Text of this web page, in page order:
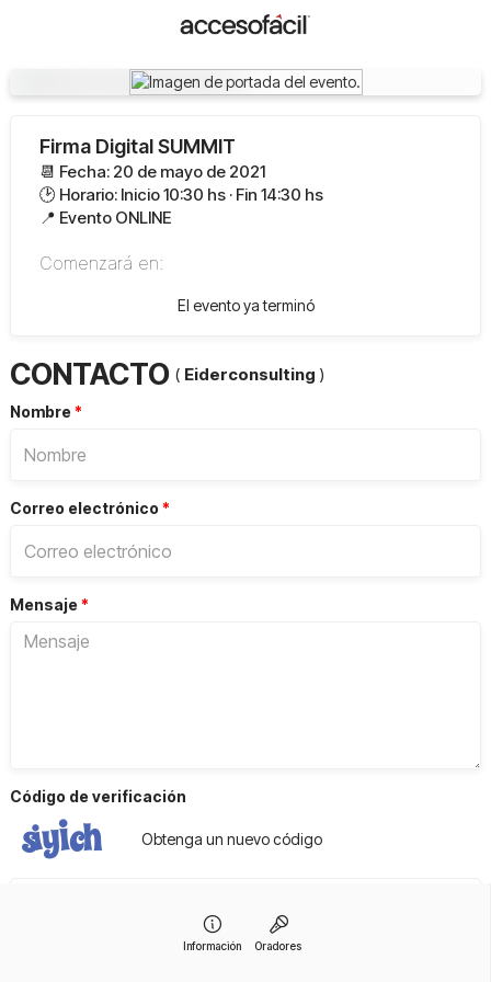
Información Oradores
Firma Digital SUMMIT
📆 Fecha: 20 de mayo de 2021
🕑 Horario: Inicio 10:30 hs · Fin 14:30 hs
📍 Evento ONLINE
Comenzará en:
El evento ya terminó
CONTACTO ( Eiderconsulting )
Nombre *
Correo electrónico *
Mensaje *
Código de verificación
Obtenga un nuevo código